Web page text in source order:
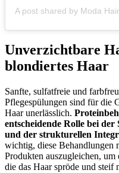
Unverzichtbare
blondiertes Haar
Sanfte, sulfatfreie und
Pflegespülungen sind für die
Haar unerlässlich.
entscheidende Rolle bei
und der strukturellen
wichtig, diese Behandlungen
Produkten auszugleichen,
die das Haar spröde und steif